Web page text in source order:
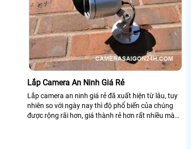
Lắp Camera An Ninh Giá Rẻ
Lắp camera an ninh giá rẻ đã xuất hiện từ lâu, tuy
nhiên so với ngày nay thì độ phổ biến của chúng
được rộng rãi hơn, giá thành rẻ hơn rất nhiều mà